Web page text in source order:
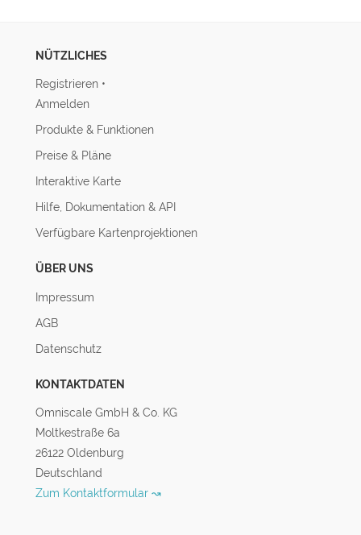
NÜTZLICHES
Registrieren •
Anmelden
Produkte & Funktionen
Preise & Pläne
Interaktive Karte
Hilfe, Dokumentation & API
Verfügbare Kartenprojektionen
ÜBER UNS
Impressum
AGB
Datenschutz
KONTAKTDATEN
Omniscale GmbH & Co. KG
Moltkestraße 6a
26122 Oldenburg
Deutschland
Zum Kontaktformular ↝